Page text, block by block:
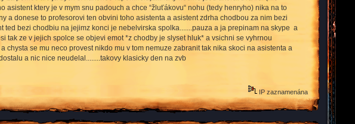
ktery je v mym snu padouch a chce “žluťákovu“ nohu (tedy henryho) nika na to
a donese to profesorovi ten obvini toho asistenta a asistent zdrha chodbou za nim bezi
bezi chodbiu na jejimz konci je nebelvirska spolka.......pauza a ja prepinam na skype a
tak ze v jejich spolce se objevi emot *z chodby je slyset hluk* a vsichni se vyhrnou
se mu neco provest nikdo mu v tom nemuze zabranit tak nika skoci na asistenta a
a nic nice neudelal........takovy klasicky den na zvb
IP zaznamenána